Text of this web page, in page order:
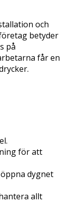
och
betyder
på
får en
för att
dygnet
allt